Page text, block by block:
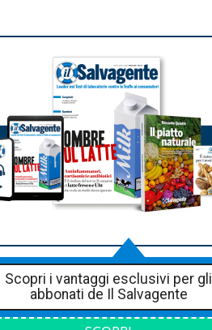
Scopri i vantaggi esclusivi per gli
abbonati de Il Salvagente